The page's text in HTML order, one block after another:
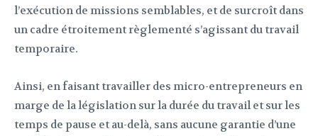
l’exécution de missions semblables, et de surcroît dans
un cadre étroitement règlementé s’agissant du travail
temporaire.
Ainsi, en faisant travailler des micro-entrepreneurs en
marge de la législation sur la durée du travail et sur les
temps de pause et au-delà, sans aucune garantie d’une